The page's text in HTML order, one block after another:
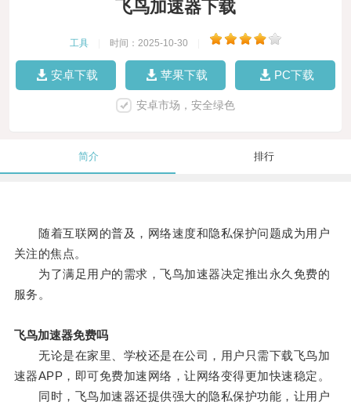
飞鸟加速器下载
工具 时间：2025-10-30
安卓下载 苹果下载 PC下载
安卓市场，安全绿色
简介 排行
随着互联网的普及，网络速度和隐私保护问题成为用户
关注的焦点。
为了满足用户的需求，飞鸟加速器决定推出永久免费的
服务。
飞鸟加速器免费吗
无论是在家里、学校还是在公司，用户只需下载飞鸟加
速器APP，即可免费加速网络，让网络变得更加快速稳定。
同时，飞鸟加速器还提供强大的隐私保护功能，让用户